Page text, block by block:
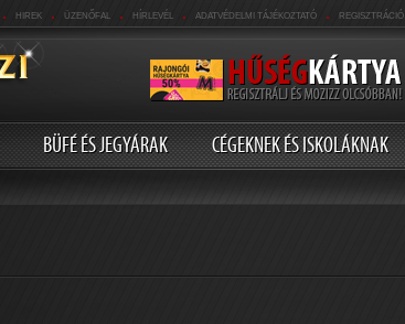
. HIREK . ÜZENŐFAL . HÍRLEVÉL . ADATVÉDELMI TÁJÉKOZTATÓ . REGISZTRÁCIÓ
BÜFÉ ÉS JEGYÁRAK CÉGEKNEK ÉS ISKOLÁKNAK